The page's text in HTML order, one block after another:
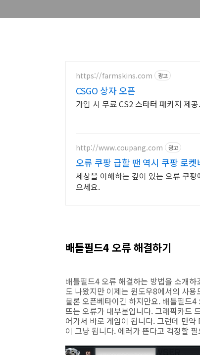
https://farmskins.com 광고
CSGO 상자 오픈
가입 시 무료 CS2 스타터 패키지 제
http://www.coupang.com 광고
오류 쿠팡 급할 땐 역시 쿠팡 로켓
세상을 이해하는 깊이 있는 오류 쿠
으세요.
배틀필드4 오류 해결하기
배틀필드4 오류 해결하는 방법을 소개
도 나왔지만 이제는 윈도우8에서의 사
물론 오픈베타이긴 하지만요. 배틀필드
뜨는 오류가 대부분입니다. 그래픽카드
어가서 바로 게임이 됩니다. 그런데 만
이 그냥 됩니다. 에러가 뜬다고 걱정할